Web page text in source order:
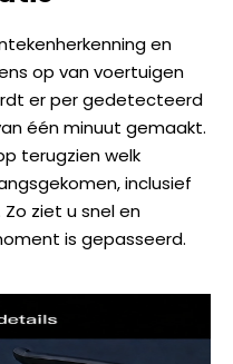
en
op van voertuigen
er per gedetecteerd
één minuut gemaakt.
terugzien welk
inclusief
ziet u snel en
is gepasseerd.